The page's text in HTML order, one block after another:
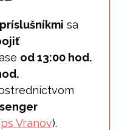
sa
od 13:00 hod.
Vranov).